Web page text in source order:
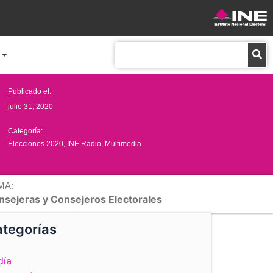
Publicado el:
julio 31, 2020
Categoría:
Elecciones 2020 INE Radio Multimedia
y Consejeros Electorales